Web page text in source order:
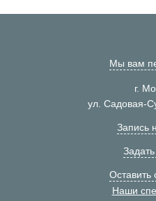
Мы вам
г.
ул. Садовая-
Запись
Оставить
Наши